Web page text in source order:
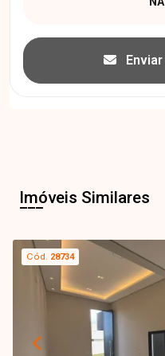
Imóveis Similares
Cód. 28734